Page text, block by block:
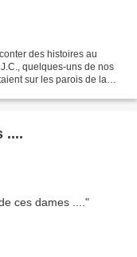
des histoires au
quelques-uns de nos
sur les parois de la
....